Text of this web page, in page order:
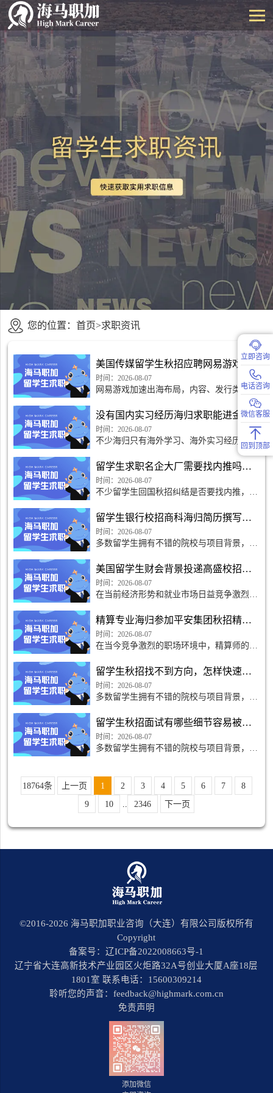
您的位置： 首页>求职资讯
美国传媒留学生秋招应聘网易游戏，海外内容经验有用吗
时间：2026-08-07
网易游戏加速出海布局，内容、发行类岗位
对海外市场认知需求提升。美国传媒留学生
拥有海外社媒实操、跨文化内容创作经验，
这份经历有很高加分，但不是万能通行证，
需要结合岗位方向合
没有国内实习经历海归求职能进金融高薪行业吗？
时间：2026-08-07
不少海归只有海外学习、海外实习经历，缺
少国内金融实习，担心无缘高薪金融岗位。
完全没有本土实习有难度，但并非没有机
会。需要避开头部核心岗内卷，用好海外背
景，补齐本土认知短板
留学生求职名企大厂需要找内推吗？在哪找？
时间：2026-08-07
不少留学生回国秋招纠结是否要找内推，海
道。内推不是拿到 offer 的万能钥匙，但合
理利用可以加快简历流转，增加被 HR 看到
的机会，找对正规渠道
留学生银行校招商科海归简历撰写要点
时间：2026-08-07
多数留学生拥有不错的院校与项目背景，但
试规则，常因不起眼的细节失分、错失
offer。掌握容易被忽略的面试细节，做好本
土化调整，能大幅提升秋
美国留学生财会背景投递高盛校招薪资怎么样？
时间：2026-08-07
在当前经济形势和就业市场日益竞争激烈的
的渴望愈发强烈。高盛，作为全球领先的投
资银行，以其丰富
精算专业海归参加平安集团秋招精算岗，留学生面试优势在哪
时间：2026-08-07
在当今竞争激烈的职场环境中，精算师的角
人才来说，平安集团的秋季招聘无疑是一个
展示自我的绝佳平
留学生秋招找不到方向，怎样快速锁定目标行业？
时间：2026-08-07
多数留学生拥有不错的院校与项目背景，但
试规则，常因不起眼的细节失分、错失
offer。掌握容易被忽略的面试细节，做好本
土化调整，能大幅提升秋
留学生秋招面试有哪些细节容易被忽视？
时间：2026-08-07
多数留学生拥有不错的院校与项目背景，但
offer。掌握容易被忽略的面试细节，做好本
土化调整，能大幅提升秋
18764条 上一页 1 2 3 4 5 6 7
8
9
10 .. 2346 下一页
©2016-2026 海马职加职业咨询（大连）有限公司版权所有
Copyright
备案号：辽ICP备2022008663号-1
辽宁省大连高新技术产业园区火炬路32A号创业大厦A座18层
1801室 联系电话：15600309214
聆听您的声音：feedback@highmark.com.cn
免责声明
添加微信
立即咨询
电话咨询
微信客服
回到顶部